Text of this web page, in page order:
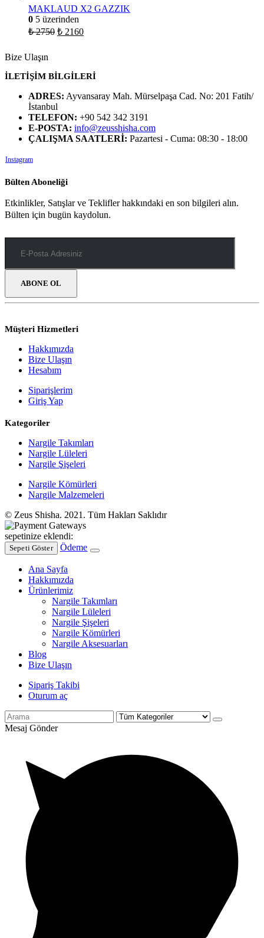
MAKLAUD X2 GAZZIK
0 5 üzerinden
₺2750 ₺ 2160
Bize Ulaşın
İLETİŞİM BİLGİLERİ
ADRES: Ayvansaray Mah. Mürselpaşa Cad. No: 201 Fatih/
İstanbul
TELEFON: +90 542 342 3191
E-POSTA: info@zeusshisha.com
ÇALIŞMA SAATLERİ: Pazartesi - Cuma: 08:30 - 18:00
Instagram
Bülten Aboneliği
Etkinlikler, Satışlar ve Teklifler hakkındaki en son bilgileri alın.
Bülten için bugün kaydolun.
Müşteri Hizmetleri
Hakkımızda
Bize Ulaşın
Hesabım
Siparişlerim
Giriş Yap
Kategoriler
Nargile Takımları
Nargile Lüleleri
Nargile Şişeleri
Nargile Kömürleri
Nargile Malzemeleri
© Zeus Shisha. 2021. Tüm Hakları Saklıdır
sepetinize eklendi:
Sepeti Göster Ödeme
Ana Sayfa
Hakkımızda
Ürünlerimiz
Nargile Takımları
Nargile Lüleleri
Nargile Şişeleri
Nargile Kömürleri
Nargile Aksesuarları
Blog
Bize Ulaşın
Sipariş Takibi
Oturum aç
Mesaj Gönder